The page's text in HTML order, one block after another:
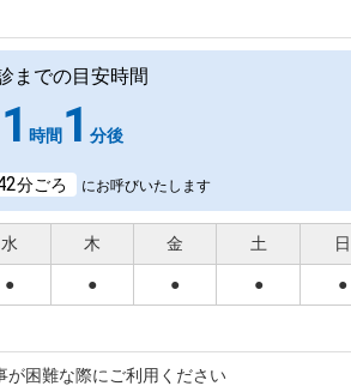
までの目安時間
1 時間 1 分後
分ごろ にお呼びいたします
水 木 金 土 日
● ● ● ● ●
が困難な際にご利用ください